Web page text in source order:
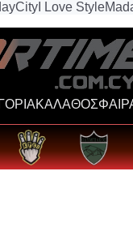
City I Love Style